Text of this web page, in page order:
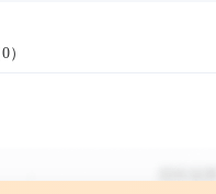
0）